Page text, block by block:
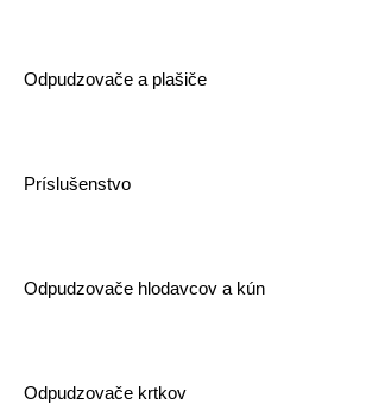
Odpudzovače a plašiče
Príslušenstvo
Odpudzovače hlodavcov a kún
Odpudzovače krtkov